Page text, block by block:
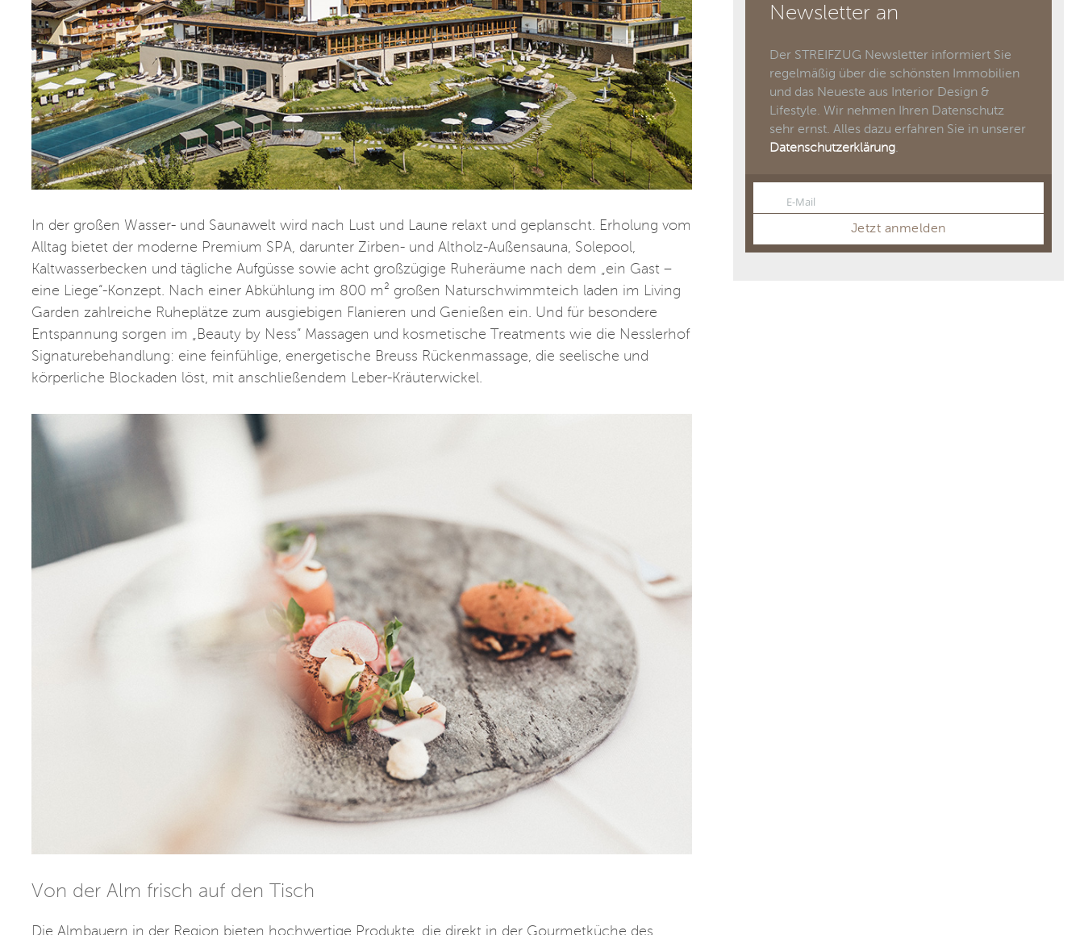
In der großen Wasser- und Saunawelt wird nach Lust und Laune relaxt und geplanscht. Erholung vom
Alltag bietet der moderne Premium SPA, darunter Zirben- und Altholz-Außensauna, Solepool,
Kaltwasserbecken und tägliche Aufgüsse sowie acht großzügige Ruheräume nach dem „ein Gast –
eine Liege“-Konzept. Nach einer Abkühlung im 800 m² großen Naturschwimmteich laden im Living
Garden zahlreiche Ruheplätze zum ausgiebigen Flanieren und Genießen ein. Und für besondere
Entspannung sorgen im „Beauty by Ness” Massagen und kosmetische Treatments wie die Nesslerhof
Signaturebehandlung: eine feinfühlige, energetische Breuss Rückenmassage, die seelische und
körperliche Blockaden löst, mit anschließendem Leber-Kräuterwickel.
Von der Alm frisch auf den Tisch
Die Almbauern in der Region bieten hochwertige Produkte, die direkt in der Gourmetküche des
Newsletter an
Der STREIFZUG Newsletter informiert Sie
regelmäßig über die schönsten Immobilien
und das Neueste aus Interior Design &
Lifestyle. Wir nehmen Ihren Datenschutz
sehr ernst. Alles dazu erfahren Sie in unserer
Datenschutzerklärung.
EmailE-Mail
Jetzt anmelden